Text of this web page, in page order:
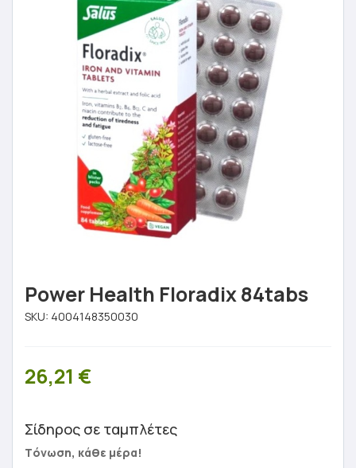
Power Health Floradix 84tabs
SKU: 4004148350030
26,21 €
Σίδηρος σε ταμπλέτες
Tόνωση, κάθε μέρα!